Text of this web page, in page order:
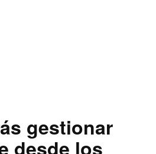
gestionar
desde los